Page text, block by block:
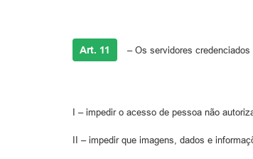
Art. 11 –Os servidores credenciados
I – impedir o acesso de pessoa não
II – impedir que imagens, dados e